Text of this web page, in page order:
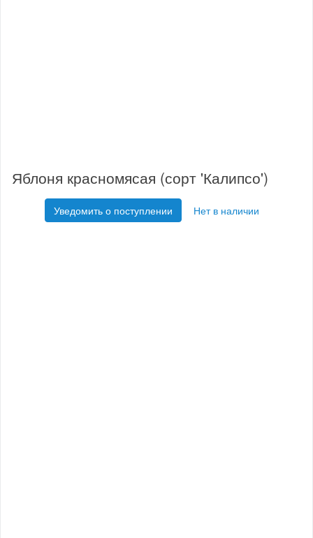
Яблоня красномясая (сорт 'Калипсо')
Уведомить о поступлении Нет в наличии